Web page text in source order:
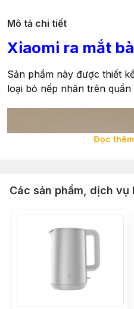
Mô tả chi tiết
Xiaomi ra mắt
Sản phẩm này được thiết
loại bỏ nếp nhăn trên quần
Đọc
Các sản phẩm, dịch vụ